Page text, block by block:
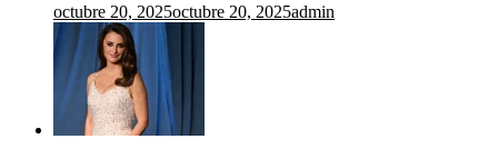
octubre 20, 2025octubre 20, 2025admin